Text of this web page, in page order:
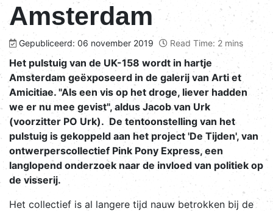
Amsterdam
Gepubliceerd: 06 november 2019 Read Time: 2 mins
Het pulstuig van de UK-158 wordt in hartje
Amsterdam geëxposeerd in de galerij van Arti et
Amicitiae. "Als een vis op het droge, liever hadden
we er nu mee gevist", aldus Jacob van Urk
(voorzitter PO Urk). De tentoonstelling van het
pulstuig is gekoppeld aan het project 'De Tijden', van
ontwerperscollectief Pink Pony Express, een
langlopend onderzoek naar de invloed van politiek op
de visserij.
Het collectief is al langere tijd nauw betrokken bij de